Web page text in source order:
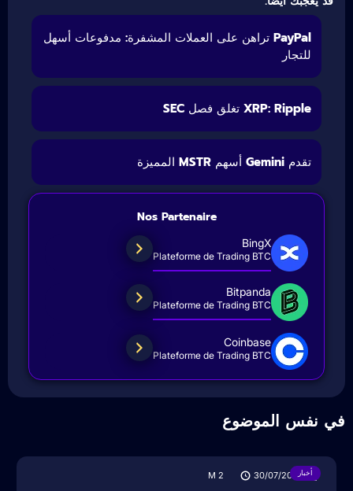
PayPal تراهن على العملات المشفرة: مدفوعات أسهل
للتجار
XRP: Ripple تغلق فصل SEC
تقدم Gemini أسهم MSTR المميزة
Nos Partenaire
BingX
Plateforme de Trading BTC
Bitpanda
Plateforme de Trading BTC
Coinbase
Plateforme de Trading BTC
نفس الموضوع
أخبار M